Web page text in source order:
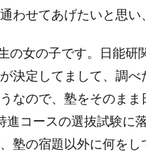
わせてあげたいと思い
の女の子です。日能研
決定してまして、調
なので、塾をそのま
進コースの選抜試験に
塾の宿題以外に何を